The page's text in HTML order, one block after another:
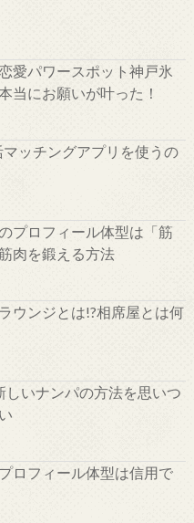
愛パワースポット神戸氷
当にお願いが叶った！
ッチングアプリを使うの
プロフィール体型は「筋
肉を鍛える方法
ウンジとは!?相席屋とは何
しいナンパの方法を思いつ
ロフィール体型は信用で